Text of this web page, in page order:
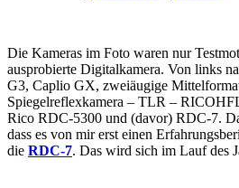
Die Kameras im Foto waren nur
ausprobierte Digitalkamera. Von links
G3, Caplio GX, zweiäugige
Spiegelreflexkamera – TLR –
Rico RDC-5300 und (davor) RDC-7.
dass es von mir erst einen
die RDC-7. Das wird sich im Lauf des